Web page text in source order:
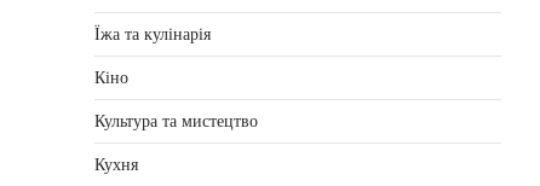
Їжа та кулінарія
Кіно
Культура та мистецтво
Кухня